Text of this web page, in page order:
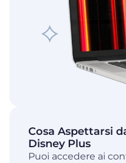
Cosa Aspettarsi
Disney Plus
Puoi accedere ai